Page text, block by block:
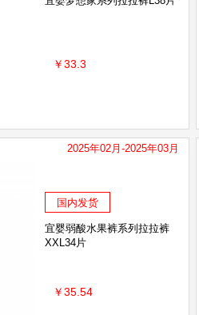
￥33.3
2025年02月-2025年03月
国内发货
宜婴弱酸水果裤系列拉拉裤
XXL34片
￥35.54